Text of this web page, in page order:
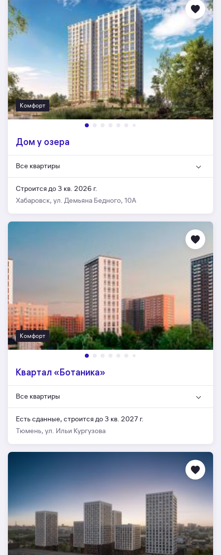
Комфорт
Дом у озера
Все квартиры
Строится до 3 кв. 2026 г.
Хабаровск, ул. Демьяна Бедного, 10А
Комфорт
Квартал «Ботаника»
Все квартиры
Есть сданные, строится до 3 кв. 2027 г.
Тюмень, ул. Ильи Кургузова